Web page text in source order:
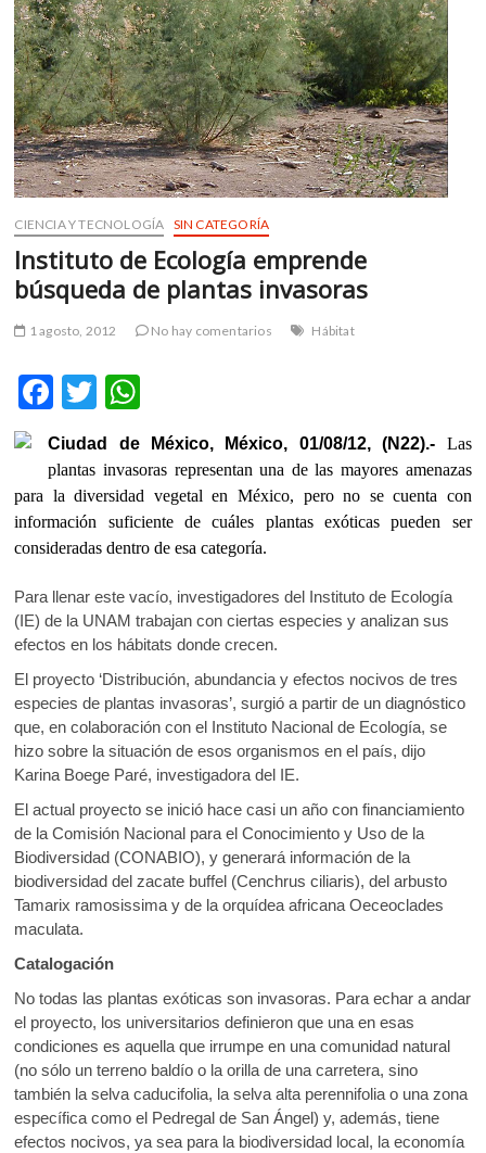
r
s
k
o
CIENCIA Y TECNOLOGÍA SIN CATEGORÍA
Instituto de Ecología emprende
búsqueda de plantas invasoras
1 agosto, 2012 No hay comentarios Hábitat
F
ac
e
b
o
o
k
T
w
itt
er
h
at
s
A
p
p
Ciudad de México, México, 01/08/12, (N22).- Las
plantas invasoras representan una de las mayores amenazas
para la diversidad vegetal en México, pero no se cuenta con
información suficiente de cuáles plantas exóticas pueden ser
consideradas dentro de esa categoría.
Para llenar este vacío, investigadores del Instituto de Ecología
(IE) de la UNAM trabajan con ciertas especies y analizan sus
efectos en los hábitats donde crecen.
El proyecto ‘Distribución, abundancia y efectos nocivos de tres
especies de plantas invasoras’, surgió a partir de un diagnóstico
que, en colaboración con el Instituto Nacional de Ecología, se
hizo sobre la situación de esos organismos en el país, dijo
Karina Boege Paré, investigadora del IE.
El actual proyecto se inició hace casi un año con financiamiento
de la Comisión Nacional para el Conocimiento y Uso de la
Biodiversidad (CONABIO), y generará información de la
biodiversidad del zacate buffel (Cenchrus ciliaris), del arbusto
Tamarix ramosissima y de la orquídea africana Oeceoclades
maculata.
Catalogación
No todas las plantas exóticas son invasoras. Para echar a andar
el proyecto, los universitarios definieron que una en esas
condiciones es aquella que irrumpe en una comunidad natural
(no sólo un terreno baldío o la orilla de una carretera, sino
también la selva caducifolia, la selva alta perennifolia o una zona
específica como el Pedregal de San Ángel) y, además, tiene
efectos nocivos, ya sea para la biodiversidad local, la economía